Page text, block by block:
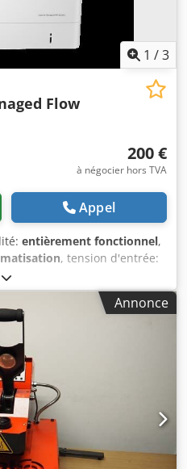
1 /3
Flow
200 €
à négocier hors TVA
Appel
entièrement fonctionnel,
, tension d'entrée:
, longueur totale:
de cartouches d'encre:4,
45 g/m²
, poids du papier
(max.):
du papier (max.):
(points par pouce)
appareils multifonctions
en très bon état : HP
+ bac de 2 000
200 000 pages) – 350 €
LaserJet Managed Flow
Annonce